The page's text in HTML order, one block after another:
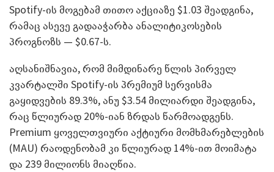
Spotify-ის მოგებამ თითო აქციაზე $1.03 შეადგინა,
რამაც ასევე გადააჭარბა ანალიტიკოსების
პროგნოზს — $0.67-ს.
აღსანიშნავია, რომ მიმდინარე წლის პირველ
კვარტალში Spotify-ის პრემიუმ სერვისმა
გაყიდვების 89.3%, ანუ $3.54 მილიარდი შეადგინა,
რაც წლიურად 20%-იან ზრდას წარმოადგენს.
Premium ყოველთვიური აქტიური მომხმარებლების
(MAU) რაოდენობამ კი წლიურად 14%-ით მოიმატა
და 239 მილიონს მიაღწია.